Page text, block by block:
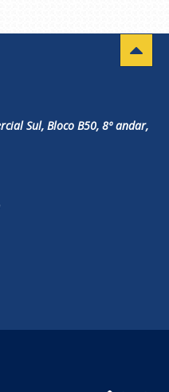
Sul, Bloco B50, 8º andar,